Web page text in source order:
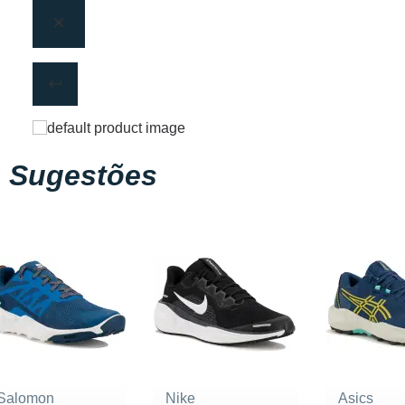
Sugestões
Nike
Asics